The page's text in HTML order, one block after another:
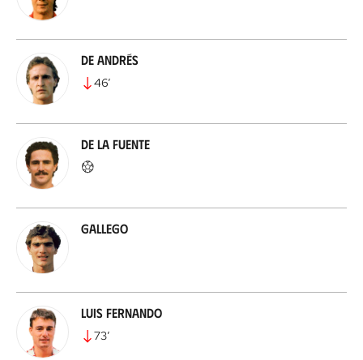
De Andrés
46’
De la Fuente
Gallego
Luis Fernando
73’